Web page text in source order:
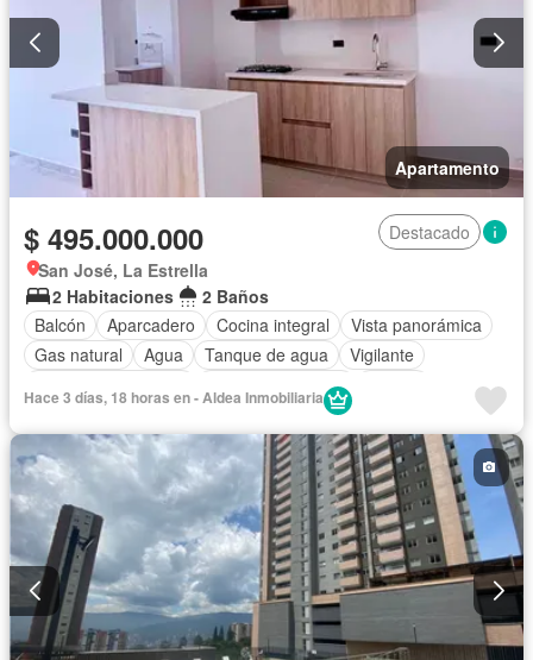
Apartamento
$ 495.000.000
Destacado
San José, La Estrella
2 Habitaciones
2 Baños
Balcón
Aparcadero Cocina integral
Vista panorámica
Gas natural
Agua Tanque de agua
Vigilante
Seguridad privada
Ascensor
Acceso para personas con discapacidad
Hace 3 días, 18 horas en - Aldea Inmobiliaria